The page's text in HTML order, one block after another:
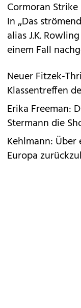
Cormoran
In „Das
alias J.K.
einem Fall
Neuer Fitzek-
Klassentreffen
Erika Freeman:
Stermann die
Kehlmann:
Europa